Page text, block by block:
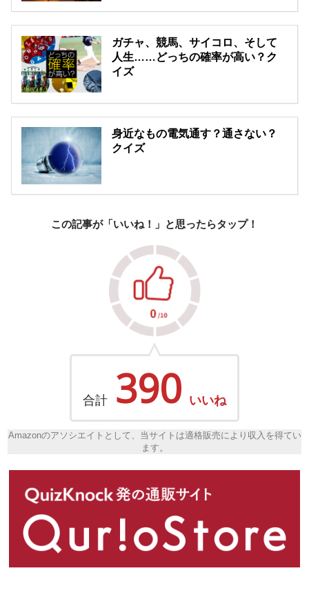
ガチャ、競馬、サイコロ、そして
人生……どっちの確率が高い？ク
イズ
身近なもの電気通す？通さない？
クイズ
この記事が「いいね！」と思ったらタップ！
合計 390 いいね
Amazonのアソシエイトとして、当サイトは適格販売により収入を得てい
ます。